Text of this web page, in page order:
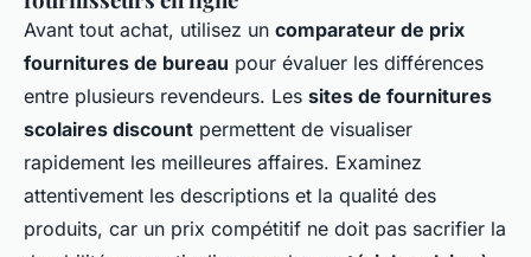
Avant tout achat, utilisez un comparateur de prix
fournitures de bureau pour évaluer les différences
entre plusieurs revendeurs. Les sites de fournitures
scolaires discount permettent de visualiser
rapidement les meilleures affaires. Examinez
attentivement les descriptions et la qualité des
produits, car un prix compétitif ne doit pas sacrifier la